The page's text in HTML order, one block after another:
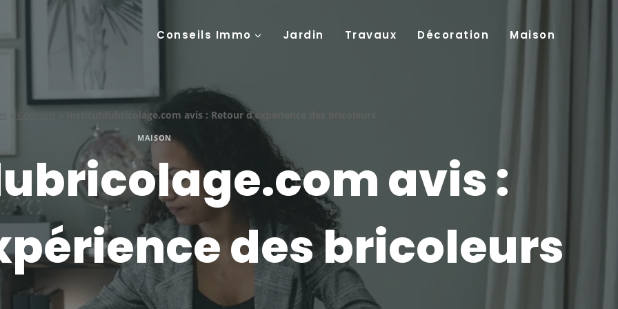
Conseils Immo Jardin Travaux Décoration Maison
Conseils Institutdubricolage.com avis : Retour d’expérience des bricoleurs
MAISON
avis :
des bricoleurs